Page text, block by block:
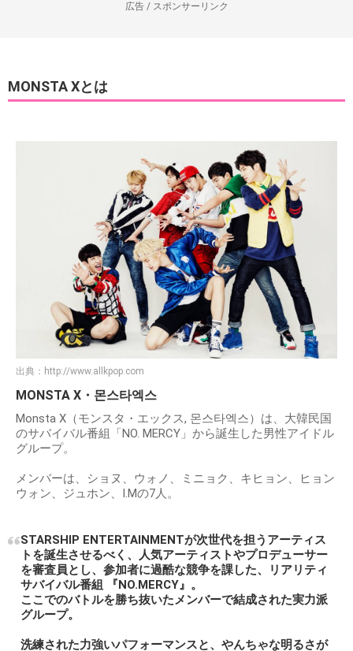
広告 / スポンサーリンク
MONSTA Xとは
出典： http://www.allkpop.com
MONSTA X・몬스타엑스
Monsta X（モンスタ・エックス, 몬스타엑스）は、大韓民国
のサバイバル番組「NO. MERCY」から誕生した男性アイドル
グループ。
メンバーは、ショヌ、ウォノ、ミニョク、キヒョン、ヒョン
ウォン、ジュホン、I.Mの7人。
STARSHIP ENTERTAINMENTが次世代を担うアーティス
トを誕生させるべく、人気アーティストやプロデューサー
を審査員とし、参加者に過酷な競争を課した、リアリティ
サバイバル番組 『NO.MERCY』。
ここでのバトルを勝ち抜いたメンバーで結成された実力派
グループ。
洗練された力強いパフォーマンスと、やんちゃな明るさが